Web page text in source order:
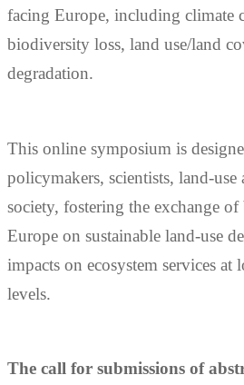
facing Europe, including climate
biodiversity loss, land use/land
degradation.
This online symposium is
policymakers, scientists, land-use
society, fostering the exchange of
Europe on sustainable land-use
impacts on ecosystem services at
levels.
The call for submissions of